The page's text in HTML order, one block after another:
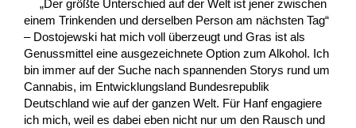
„Der größte Unterschied auf der Welt ist jener zwischen
einem Trinkenden und derselben Person am nächsten Tag“
– Dostojewski hat mich voll überzeugt und Gras ist als
Genussmittel eine ausgezeichnete Option zum Alkohol. Ich
bin immer auf der Suche nach spannenden Storys rund um
Cannabis, im Entwicklungsland Bundesrepublik
Deutschland wie auf der ganzen Welt. Für Hanf engagiere
ich mich, weil es dabei eben nicht nur um den Rausch und